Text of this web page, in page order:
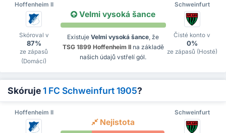
Hoffenheim II Schweinfurt
Skóroval v
87%
ze zápasů
(Domácí)
Velmi vysoká šance
Existuje Velmi vysoká šance , že
TSG 1899 Hoffenheim IIna základě
našich údajů vstřelí gól.
Čisté konto v
0%
ze zápasů (Hosté)
Skóruje1 FC Schweinfurt 1905?
Hoffenheim II Schweinfurt
Nejistota